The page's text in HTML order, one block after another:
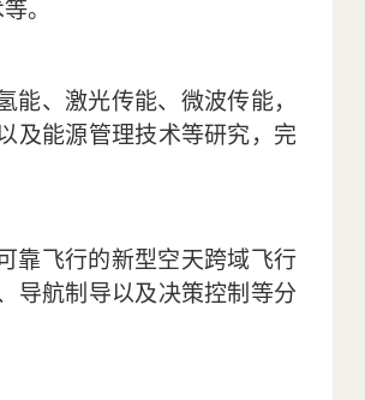
。
能、激光传能、微波传能，
及能源管理技术等研究，完
靠飞行的新型空天跨域飞行
导航制导以及决策控制等分